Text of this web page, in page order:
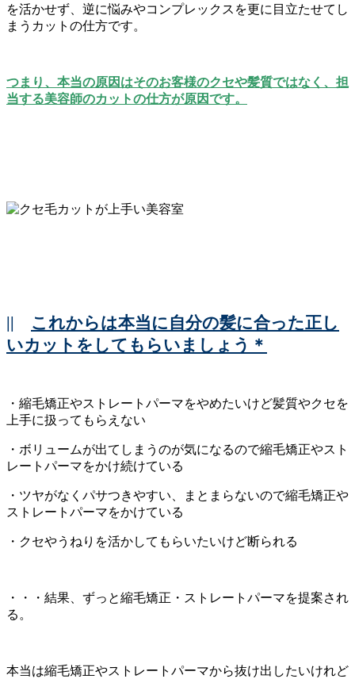
を活かせず、逆に悩みやコンプレックスを更に目立たせてし
まうカットの仕方です。
つまり、本当の原因はそのお客様のクセや髪質ではなく、担
当する美容師のカットの仕方が原因です。
|| これからは本当に自分の髪に合った正し
いカットをしてもらいましょう＊
・縮毛矯正やストレートパーマをやめたいけど髪質やクセを
上手に扱ってもらえない
・ボリュームが出てしまうのが気になるので縮毛矯正やスト
レートパーマをかけ続けている
・ツヤがなくパサつきやすい、まとまらないので縮毛矯正や
ストレートパーマをかけている
・クセやうねりを活かしてもらいたいけど断られる
・・・結果、ずっと縮毛矯正・ストレートパーマを提案され
る。
本当は縮毛矯正やストレートパーマから抜け出したいけれど